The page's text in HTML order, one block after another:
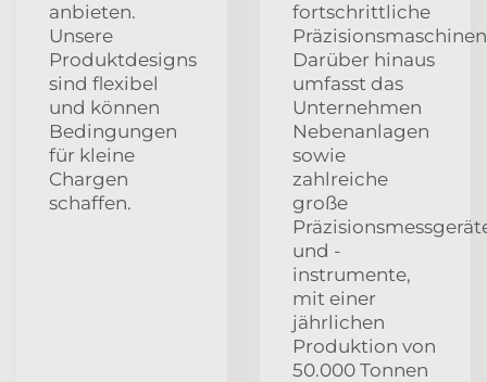
anbieten.
Unsere
Produktdesigns
sind flexibel
und können
Bedingungen
für kleine
Chargen
schaffen.
fortschrittliche
Darüber hinaus
umfasst das
Unternehmen
Nebenanlagen
sowie
zahlreiche
große
und -
instrumente,
mit einer
jährlichen
Produktion von
50.000 Tonnen